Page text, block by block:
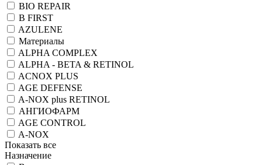
BIO REPAIR
B FIRST
AZULENE
Материалы
ALPHA COMPLEX
ALPHA - BETA & RETINOL
ACNOX PLUS
AGE DEFENSE
A-NOX plus RETINOL
АНГИОФАРМ
AGE CONTROL
A-NOX
Показать все
Назначение